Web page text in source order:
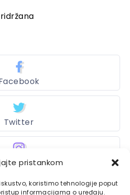
pristankom
koristimo tehnologije poput
informacijama o uređaju.
Twitter